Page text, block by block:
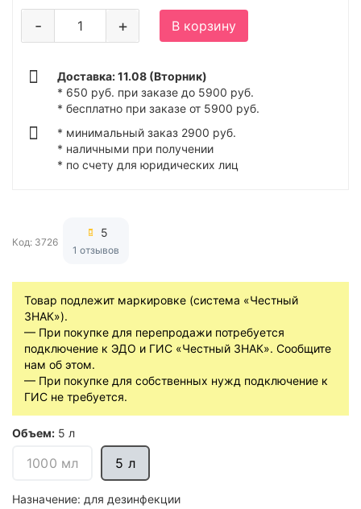
Товар подлежит маркировке (система «Честный
ЗНАК»).
— При покупке для перепродажи потребуется
подключение к ЭДО и ГИС «Честный ЗНАК». Сообщите
нам об этом.
— При покупке для собственных нужд подключение к
ГИС не требуется.
Объем: 5 л
1000 мл 5 л
Назначение: для дезинфекции
+
- В корзину
Доставка: 11.08 (Вторник)
* 650 руб. при заказе до 5900 руб.
* бесплатно при заказе от 5900 руб.
* минимальный заказ 2900 руб.
* наличными при получении
* по счету для юридических лиц
Код: 3726
5
1 отзывов